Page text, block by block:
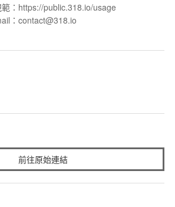
：https://public.318.io/usage
：contact@318.io
前往原始連結